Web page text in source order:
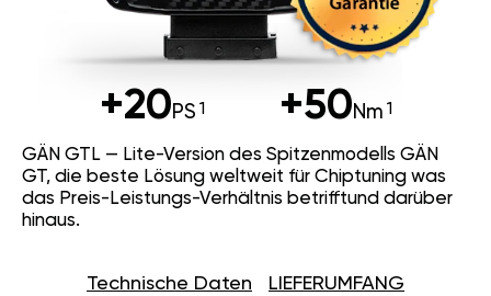
+20PS +50Nm
GÄN GTL — Lite-Version des Spitzenmodells GÄN
GT, die beste Lösung weltweit für Chiptuning was
das Preis-Leistungs-Verhältnis betrifftund darüber
hinaus.
Technische Daten LIEFERUMFANG